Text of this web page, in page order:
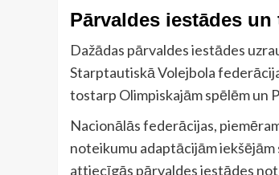
Pārvaldes iestādes
Dažādas pārvaldes iestādes
Starptautiskā Volejbola
tostarp Olimpiskajām spēlēm un
Nacionālās federācijas,
noteikumu adaptācijām
attiecīgās pārvaldes iestādes